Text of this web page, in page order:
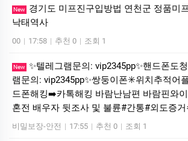
New
경기도 미프진구입방법 연천군 정품미
낙­태역사
00 | 17:58 | 추천 0 | 조회 1
New ✨텔레그램문의: vip2345pp✨핸드폰도
램문의: vip2345pp✨쌍둥이폰✳️위치추적어
드폰해킹➡️카톡해킹 바람난남편 바람핀와
혼전 배우자 뒷조사 및 불륜#간통#외도증거
비밀보장-안전 | 17:55 | 추천 0 | 조회 1